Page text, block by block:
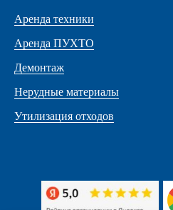
Аренда техники
Аренда ПУХТО
Демонтаж
Нерудные материалы
Утилизация отходов